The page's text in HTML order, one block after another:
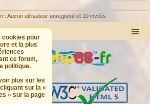
: Aucun utilisateur enregistré et 10 invités
cookies pour
et la plus
ce forum,
politique.
plus sur les
sur la «
» sur la page